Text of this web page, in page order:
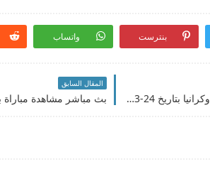
بنترست واتساب
بث مباشرمشاهدة مباراة اسكوتلندا واوكرانيا بتاريخ 24-03-2022 تصفيات كأس العالم 2022: أوروبا
المقال السابق